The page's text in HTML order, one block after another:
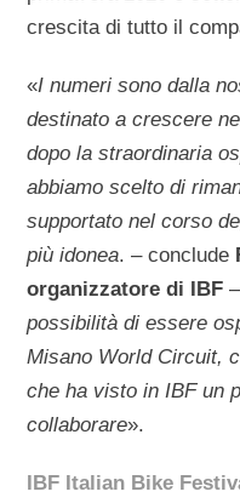
crescita di tutto il
«I numeri sono dalla
destinato a crescere
dopo la straordinaria
abbiamo scelto di
supportato nel corso
più idonea. – conclude
organizzatore di IBF
possibilità di essere
Misano World Circuit,
che ha visto in IBF un
collaborare».
IBF Italian Bike